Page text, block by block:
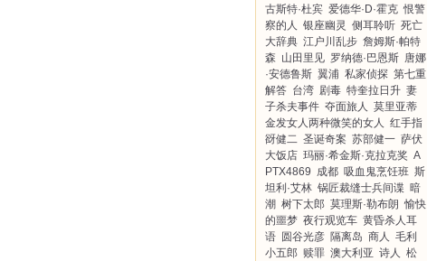
古斯特·杜宾 爱德华·D·霍克 恨警
察的人 银座幽灵 侧耳聆听 死亡
大辞典 江户川乱步 詹姆斯·帕特
森 山田里见 罗纳德·巴恩斯 唐娜
·安德鲁斯 翼浦 私家侦探 第七重
解答 台湾 剧毒 特奎拉日升 妻
子杀夫事件 夺面旅人 莫里亚蒂
金发女人两种微笑的女人 红手指
谺健二 圣诞奇案 苏部健一 萨伏
大饭店 玛丽·希金斯·克拉克奖 A
PTX4869 成都 吸血鬼烹饪班 斯
坦利·艾林 锅匠裁缝士兵间谍 暗
潮 树下太郎 莫理斯·勒布朗 愉快
的噩梦 夜行观览车 黄昏杀人耳
语 圆谷光彦 隔离岛 商人 毛利
小五郎 赎罪 澳大利亚 诗人 松